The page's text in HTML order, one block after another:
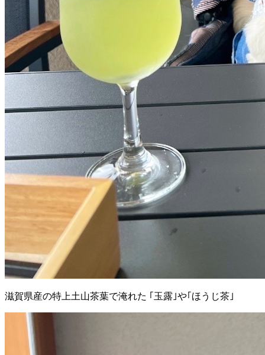
滋賀県産の特上土山茶葉で淹れた ｢玉露｣や｢ほうじ茶｣